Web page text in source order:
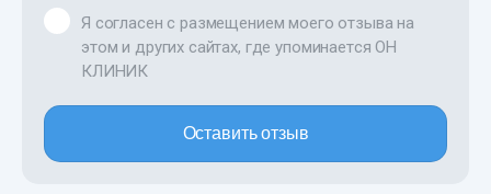
Я согласен с размещением моего отзыва на
этом и других сайтах, где упоминается ОН
КЛИНИК
Оставить отзыв